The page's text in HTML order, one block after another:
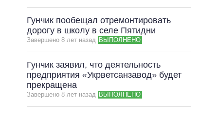
Гунчик пообещал отремонтировать
дорогу в школу в селе Пятидни
Завершено 8 лет назад ВЫПОЛНЕНО
Гунчик заявил, что деятельность
предприятия «Укрветсанзавод» будет
прекращена
Завершено 8 лет назад ВЫПОЛНЕНО